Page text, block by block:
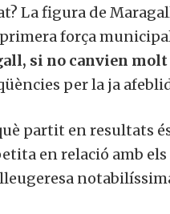
La figura de
força
si no canvien molt
per la ja
partit en resultats
en relació amb els